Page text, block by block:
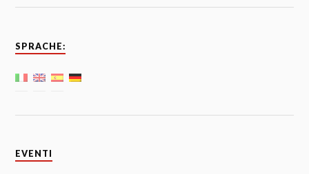
SPRACHE:
EVENTI